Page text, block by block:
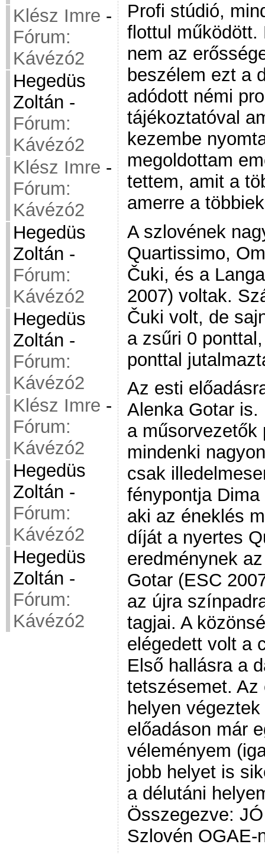
Klész Imre -
Fórum:
Kávézó2
Hegedüs
Zoltán -
Fórum:
Kávézó2
Klész Imre -
Fórum:
Kávézó2
Hegedüs
Zoltán -
Fórum:
Kávézó2
Hegedüs
Zoltán -
Fórum:
Kávézó2
Klész Imre -
Fórum:
Kávézó2
Hegedüs
Zoltán -
Fórum:
Kávézó2
Hegedüs
Zoltán -
Fórum:
Kávézó2
Profi stúdió,
flottul működött.
nem az
beszélem ezt a
adódott némi
tájékoztatóval
kezembe
megoldottam
tettem, amit a
amerre a
A szlovének
Quartissimo,
Čuki, és a
2007) voltak.
Čuki volt, de
a zsűri 0
ponttal
Az esti
Alenka Gotar
a műsorvezetők
mindenki
csak
fénypontja
aki az éneklés
díját a nyertes
eredménynek
Gotar (ESC
az újra
tagjai. A
elégedett volt a
Első hallásra a
tetszésemet.
helyen
előadáson már
véleményem
jobb helyet is
a délutáni
Összegezve:
Szlovén OGAE-